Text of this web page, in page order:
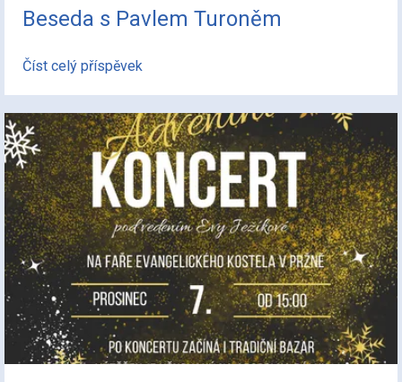
Beseda s Pavlem Turoněm
Číst celý příspěvek